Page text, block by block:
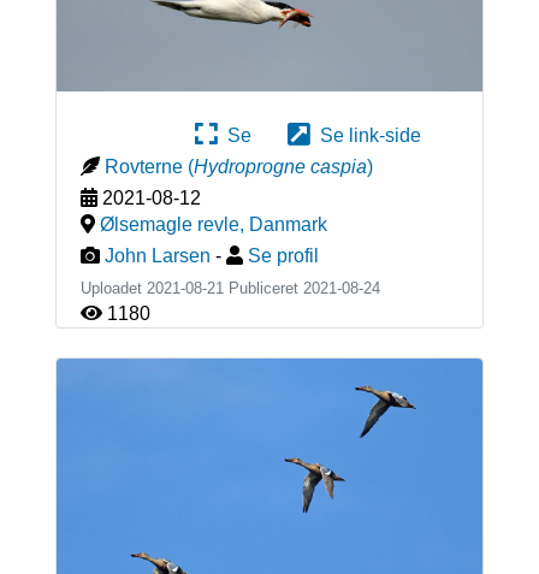
Se
Se link-side
Rovterne (Hydroprogne caspia)
2021-08-12
Ølsemagle revle, Danmark
John Larsen - Se profil
Uploadet 2021-08-21 Publiceret 2021-08-24
1180